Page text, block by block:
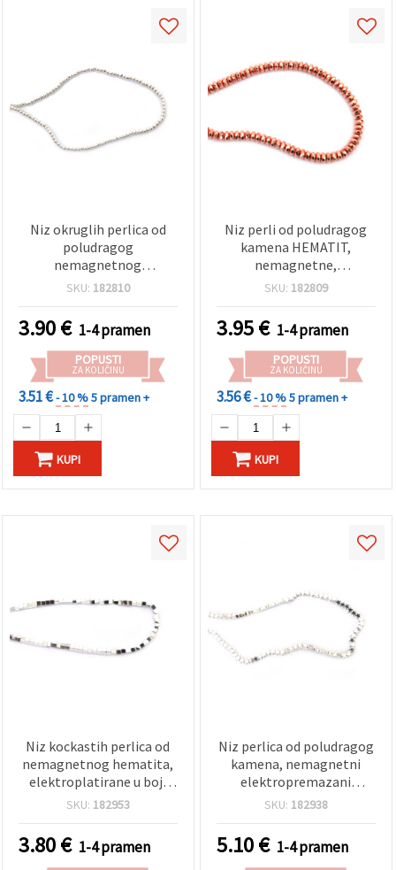
Niz okruglih perlica od
poludragog
nemagnetnog
elektroplatiranog
srebrnoj boji, 2 mm, rupa:
1 mm (~185 kom)
SKU: 182810
3.90€ 1-4 pramen
POPUSTI
ZA KOLIČINU
3.51 €- 10 %5 pramen +
KUPI
Niz perli od poludragog
kamena HEMATIT,
nemagnetne,
elektroplatirane,
(abacus), boja ružičastog
zlata, 6x3 mm, rupa 1,5
mm, ~128 kom
SKU: 182809
3.95€ 1-4 pramen
POPUSTI
ZA KOLIČINU
3.56 €- 10 %5 pramen +
KUPI
Niz kockastih perlica od
nemagnetnog hematita,
elektroplatirane u boji
bijelog srebra, 3x3 mm,
poludragi kamen
distanceri za izradu nakita
SKU: 182953
3.80€ 1-4 pramen
Niz perlica od poludragog
kamena, nemagnetni
elektropremazani
hematit, srebrna boja,
rupa 0,7 mm, ~118 kom,
za izradu nakita
SKU: 182938
5.10€ 1-4 pramen